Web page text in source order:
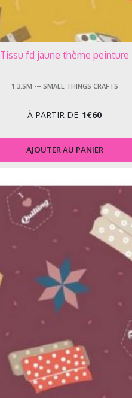
Tissu fd jaune thème peinture
1.3.SM --- SMALL THINGS CRAFTS
À PARTIR DE 1€60
AJOUTER AU PANIER